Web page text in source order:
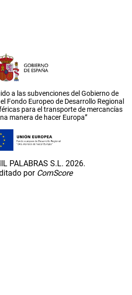
a las subvenciones del Gobierno de
Fondo Europeo de Desarrollo Regional
para el transporte de mercancías
manera de hacer Europa”
PALABRAS S.L. 2026.
por ComScore